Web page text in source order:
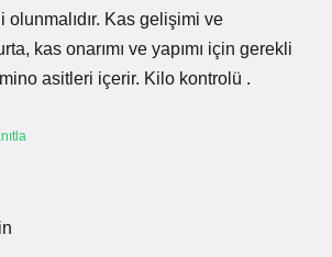
Kas gelişimi ve
kas onarımı ve yapımı için gerekli
asitleri içerir. Kilo kontrolü .